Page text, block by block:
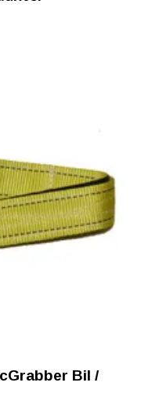
Bil /